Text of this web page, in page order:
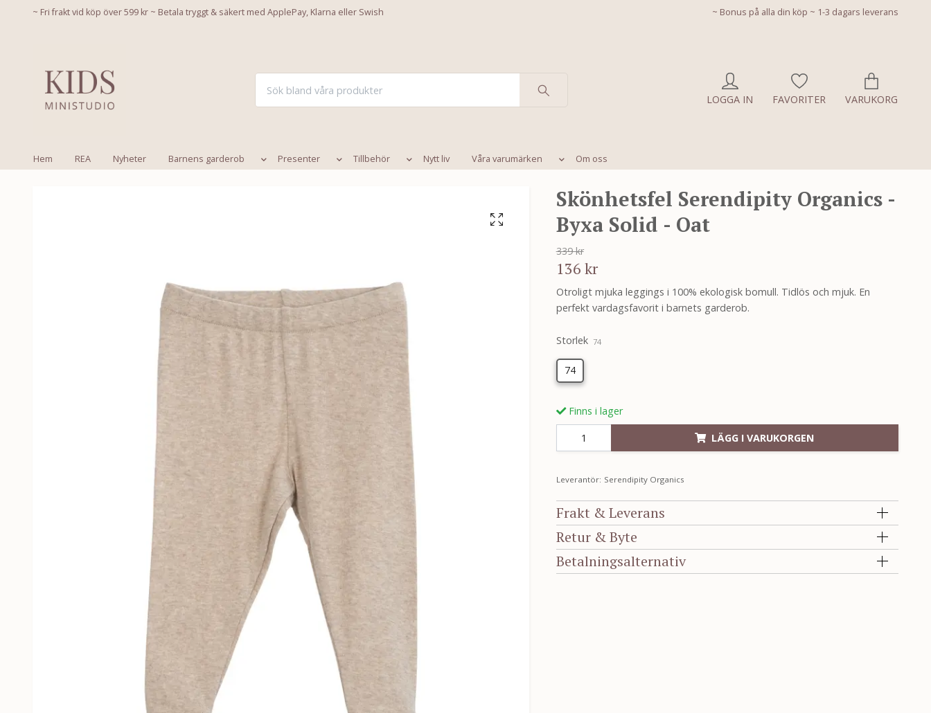
~ Fri frakt vid köp över 599 kr ~ Betala tryggt & säkert med ApplePay, Klarna eller Swish ~ Bonus på alla din köp ~ 1-3 dagars leverans
LOGGA IN FAVORITER VARUKORG
Hem REA Nyheter Barnens garderob Presenter Tillbehör Nytt liv Våra varumärken Om oss
Skönhetsfel Serendipity Organics -
Byxa Solid - Oat
339 kr
136 kr
Otroligt mjuka leggings i 100% ekologisk bomull. Tidlös och mjuk. En
perfekt vardagsfavorit i barnets garderob.
Storlek 74
74
Finns i lager
LÄGG I VARUKORGEN
Leverantör: Serendipity Organics
Frakt & Leverans
Retur & Byte
Betalningsalternativ